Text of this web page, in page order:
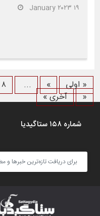
۱۹ January ۲۰۲۳
« اولی »
... ۸
«
آخری »
شماره ۱۵۸ ستاگیدیا